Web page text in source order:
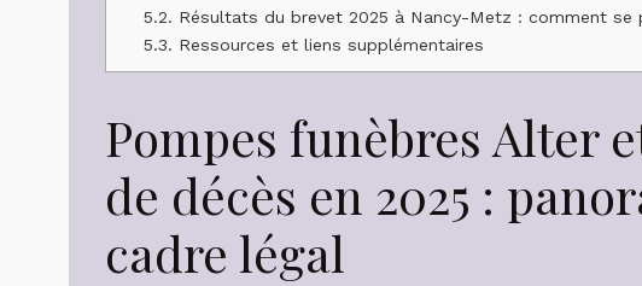
5.2. Résultats du brevet 2025 à Nancy-Metz : comment se
5.3. Ressources et liens supplémentaires
Pompes funèbres Alter
de décès en 2025 :
cadre légal